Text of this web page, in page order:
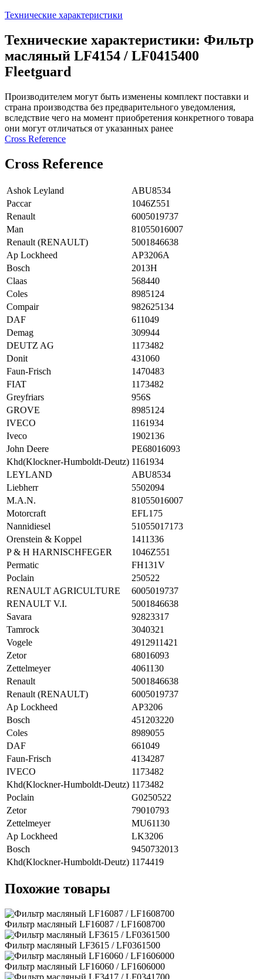
Технические характеристики
Технические характеристики: Фильтр
масляный LF4154 / LF0415400
Fleetguard
Производителем могут быть изменены комплект поставки и
страна производства без предварительного уведомления,
вследствие чего на момент приобретения конкретного товара
они могут отличаться от указанных ранее
Сross Reference
Сross Reference
Ashok Leyland
ABU8534
Paccar
1046Z551
Renault
6005019737
Man
81055016007
Renault (RENAULT)
5001846638
Ap Lockheed
AP3206A
Bosch
2013H
Claas
568440
Coles
8985124
Compair
982625134
DAF
611049
Demag
309944
DEUTZ AG
1173482
Donit
431060
Faun-Frisch
1470483
FIAT
1173482
Greyfriars
956S
GROVE
8985124
IVECO
1161934
Iveco
1902136
John Deere
PE68016093
Khd(Klockner-Humboldt-Deutz) 1161934
LEYLAND
ABU8534
Liebherr
5502094
M.A.N.
81055016007
Motorcraft
EFL175
Nannidiesel
51055017173
Orenstein & Koppel
1411336
P & H HARNISCHFEGER
1046Z551
Permatic
FH131V
Poclain
250522
RENAULT AGRICULTURE
6005019737
RENAULT V.I.
5001846638
Savara
92823317
Tamrock
3040321
Vogele
4912911421
Zetor
68016093
Zettelmeyer
4061130
Renault
5001846638
Renault (RENAULT)
6005019737
Ap Lockheed
AP3206
Bosch
451203220
Coles
8989055
DAF
661049
Faun-Frisch
4134287
IVECO
1173482
Khd(Klockner-Humboldt-Deutz) 1173482
Poclain
G0250522
Zetor
79010793
Zettelmeyer
MU61130
Ap Lockheed
LK3206
Bosch
9450732013
Khd(Klockner-Humboldt-Deutz) 1174419
Похожие товары
Фильтр масляный LF16087 / LF1608700
Фильтр масляный LF3615 / LF0361500
Фильтр масляный LF16060 / LF1606000